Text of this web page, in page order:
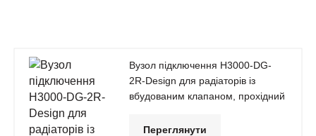
Вузол підключення H3000-DG-
2R-Design для радіаторів із
вбудованим клапаном, прохідний
Переглянути